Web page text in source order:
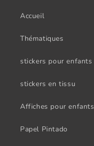
Accueil
Thématiques
stickers pour enfants
stickers en tissu
Affiches pour enfants
Papel Pintado